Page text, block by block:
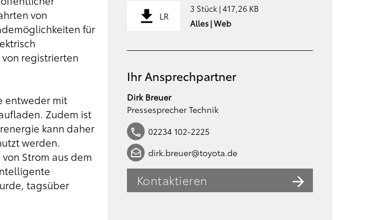
von
für
registrierten
entweder mit
Zudem ist
kann daher
werden.
Strom aus dem
tagsüber
LR
3 Stück | 417,26 KB
Alles | Web
Ihr Ansprechpartner
Dirk Breuer
Pressesprecher Technik
02234 102-2225
dirk.breuer@toyota.de
Kontaktieren